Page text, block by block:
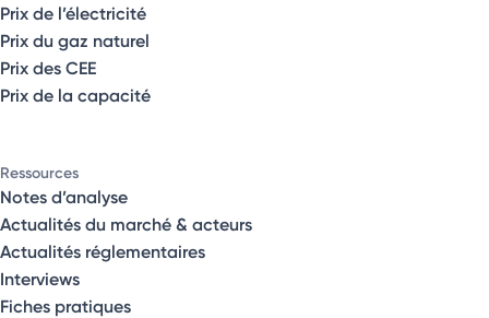
Prix de l’électricité
Prix du gaz naturel
Prix des CEE
Prix de la capacité
Ressources
Notes d’analyse
Actualités du marché & acteurs
Actualités réglementaires
Interviews
Fiches pratiques